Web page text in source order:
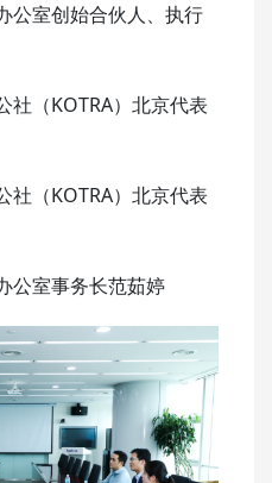
公室创始合伙人、执行
社（KOTRA）北京代表
社（KOTRA）北京代表
公室事务长范茹婷